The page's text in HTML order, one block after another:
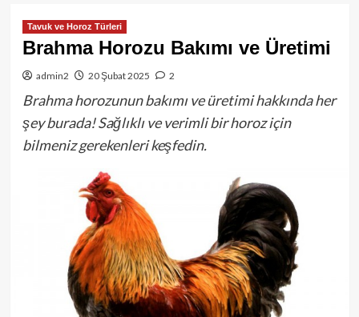
Tavuk ve Horoz Türleri
Brahma Horozu Bakımı ve Üretimi
admin2 20 Şubat 2025 2
Brahma horozunun bakımı ve üretimi hakkında her
şey burada! Sağlıklı ve verimli bir horoz için
bilmeniz gerekenleri keşfedin.